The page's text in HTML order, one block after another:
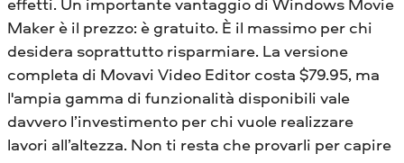
Maker è il prezzo: è gratuito. È il massimo per chi
desidera soprattutto risparmiare. La versione
completa di Movavi Video Editor costa $79.95, ma
l'ampia gamma di funzionalità disponibili vale
davvero l’investimento per chi vuole realizzare
lavori all’altezza. Non ti resta che provarli per capire